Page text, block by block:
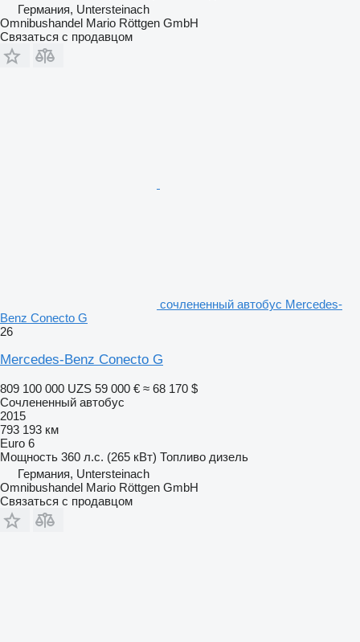
Германия, Untersteinach
Omnibushandel Mario Röttgen GmbH
Связаться с продавцом
сочлененный автобус Mercedes-
Benz Conecto G
26
Mercedes-Benz Conecto G
809 100 000 UZS 59 000 € ≈ 68 170 $
Сочлененный автобус
2015
793 193 км
Euro 6
Мощность 360 л.с. (265 кВт) Топливо дизель
Германия, Untersteinach
Omnibushandel Mario Röttgen GmbH
Связаться с продавцом